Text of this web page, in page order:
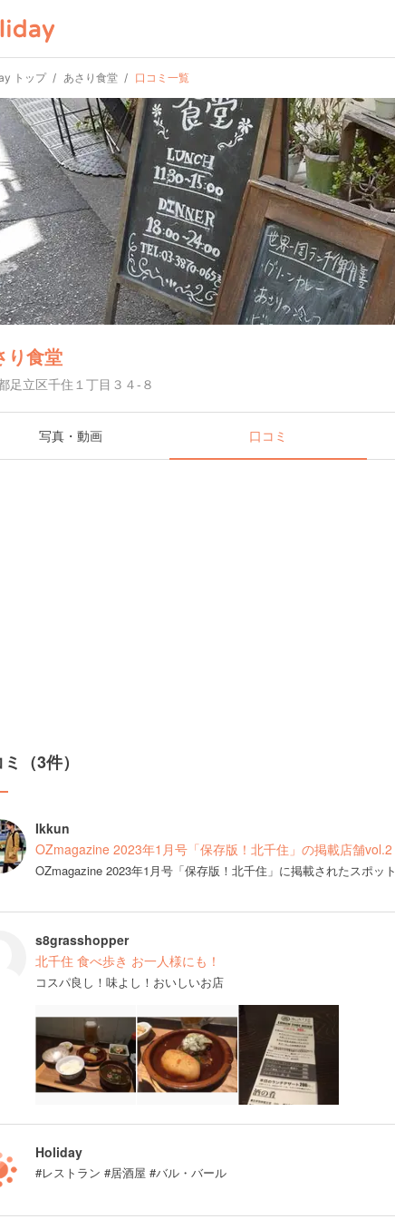
トップ あさり食堂 口コミ一覧
り食堂
足立区千住１丁目３４-８
写真・動画 口コミ
（3件）
Ikkun
OZmagazine 2023年1月号「保存版！北千住」の掲載店舗vol.2
OZmagazine 2023年1月号「保存版！北千住」に掲載されたスポット
s8grasshopper
北千住 食べ歩き お一人様にも！
コスパ良し！味よし！おいしいお店
Holiday
#レストラン #居酒屋 #バル・バール